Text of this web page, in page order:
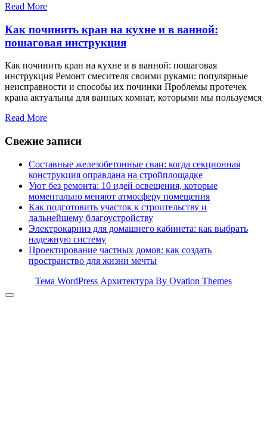
Read More
Как починить кран на кухне и в ванной:
пошаговая инструкция
Как починить кран на кухне и в ванной: пошаговая
инструкция Ремонт смесителя своими руками: популярные
неисправности и способы их починки Проблемы протечек
крана актуальны для ванных комнат, которыми мы пользуемся
Read More
Свежие записи
Составные железобетонные сваи: когда секционная
конструкция оправдана на стройплощадке
Уют без ремонта: 10 идей освещения, которые
моментально меняют атмосферу помещения
Как подготовить участок к строительству и
дальнейшему благоустройству
Электрокарниз для домашнего кабинета: как выбрать
надежную систему
Проектирование частных домов: как создать
пространство для жизни мечты
Тема WordPress Архитектура By Ovation Themes